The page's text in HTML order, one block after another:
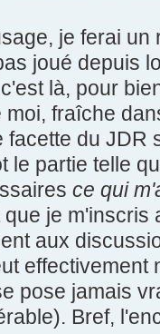
je ferai
joué depuis
là, pour
fraîche
du JDR
le partie telle
ce qui
je m'inscris
aux
effectivement
pose jamais
Bref,